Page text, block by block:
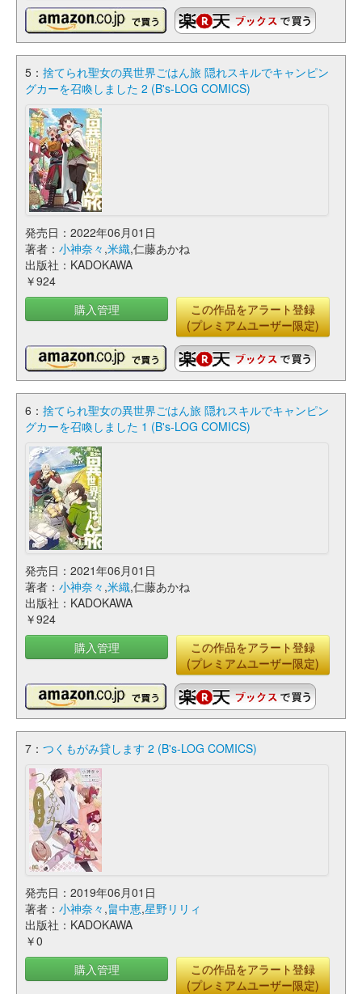
5： 捨てられ聖女の異世界ごはん旅 隠れスキルでキャンピン
グカーを召喚しました 2 (B's-LOG COMICS)
発売日：2022年06月01日
著者： 小神奈々 ,米織,仁藤あかね
出版社：KADOKAWA
￥924
購入管理
この作品をアラート登録
(プレミアムユーザー限定)
6： 捨てられ聖女の異世界ごはん旅 隠れスキルでキャンピン
グカーを召喚しました 1 (B's-LOG COMICS)
発売日：2021年06月01日
著者： 小神奈々 ,米織,仁藤あかね
出版社：KADOKAWA
￥924
購入管理
この作品をアラート登録
(プレミアムユーザー限定)
7： つくもがみ貸します 2 (B's-LOG COMICS)
発売日：2019年06月01日
著者： 小神奈々 ,畠中恵,星野リリィ
出版社：KADOKAWA
￥0
購入管理
この作品をアラート登録
(プレミアムユーザー限定)